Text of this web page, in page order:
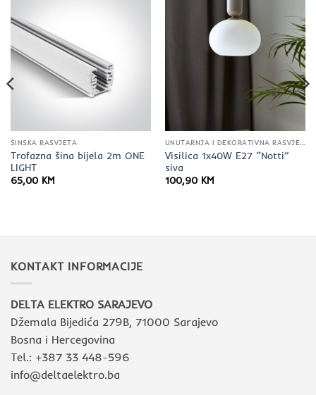
ŠINSKA RASVJETA
Trofazna šina bijela 2m ONE
LIGHT
65,00 KM
UNUTARNJA I DEKORATIVNA RASVJETA
Visilica 1x40W E27 “Notti”
siva
100,90 KM
KONTAKT INFORMACIJE
DELTA ELEKTRO SARAJEVO
Džemala Bijedića 279B, 71000 Sarajevo
Bosna i Hercegovina
Tel.: +387 33 448-596
info@deltaelektro.ba